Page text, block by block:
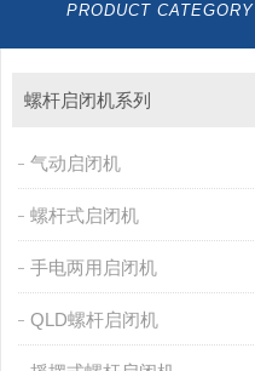
PRODUCT CATEGORY
螺杆启闭机系列
气动启闭机
螺杆式启闭机
手电两用启闭机
QLD螺杆启闭机